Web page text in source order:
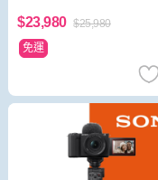
$23,980 $25,980
免運